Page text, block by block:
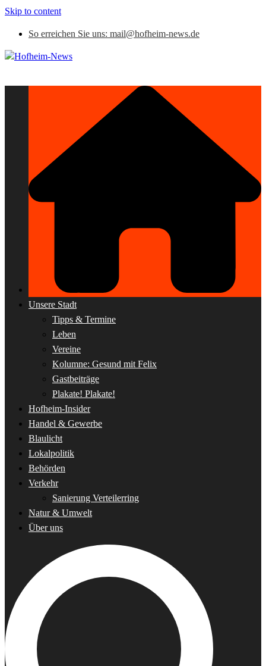
Skip to content
So erreichen Sie uns: mail@hofheim-news.de
Unsere Stadt
Tipps & Termine
Leben
Vereine
Kolumne: Gesund mit Felix
Gastbeiträge
Plakate! Plakate!
Hofheim-Insider
Handel & Gewerbe
Blaulicht
Lokalpolitik
Behörden
Verkehr
Sanierung Verteilerring
Natur & Umwelt
Über uns